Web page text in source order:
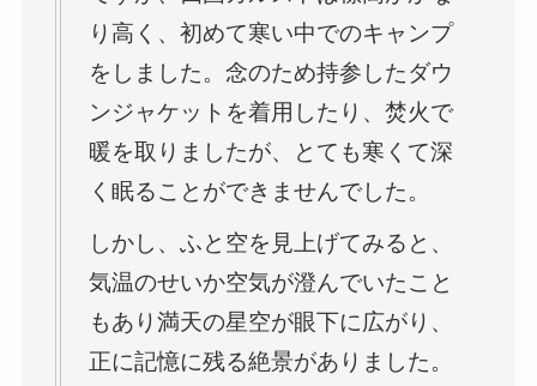
り高く、初めて寒い中でのキャンプ
をしました。念のため持参したダウ
ンジャケットを着用したり、焚火で
暖を取りましたが、とても寒くて深
く眠ることができませんでした。
しかし、ふと空を見上げてみると、
気温のせいか空気が澄んでいたこと
もあり満天の星空が眼下に広がり、
正に記憶に残る絶景がありました。